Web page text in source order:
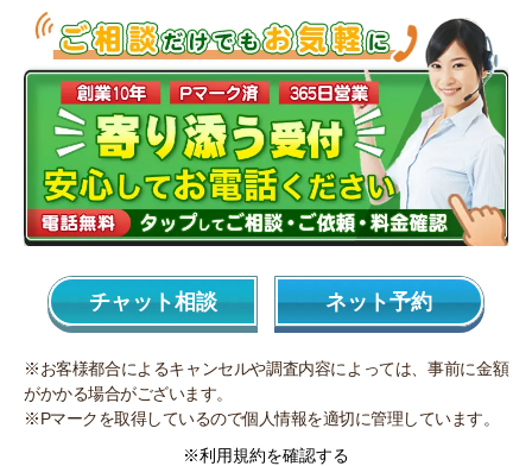
チャット相談 ネット予約
※お客様都合によるキャンセルや調査内容によっては、事前に金額
がかかる場合がございます。
※Pマークを取得しているので個人情報を適切に管理しています。
※利用規約を確認する